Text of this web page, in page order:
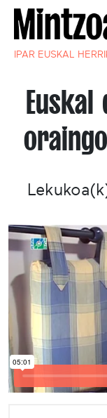
IPAR EUSKAL